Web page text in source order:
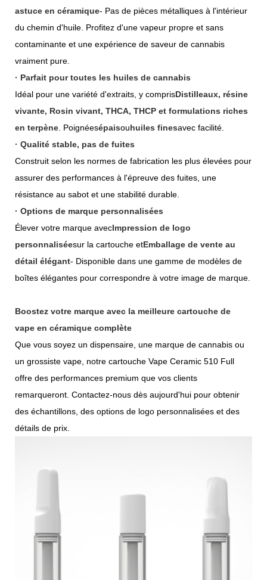
astuce en céramique- Pas de pièces métalliques à l'intérieur
du chemin d'huile. Profitez d'une vapeur propre et sans
contaminante et une expérience de saveur de cannabis
vraiment pure.
· Parfait pour toutes les huiles de cannabis
Idéal pour une variété d'extraits, y comprisDistilleaux, résine
vivante, Rosin vivant, THCA, THCP et formulations riches
en terpène . Poignéesépaisouhuiles finesavec facilité.
· Qualité stable, pas de fuites
Construit selon les normes de fabrication les plus élevées pour
assurer des performances à l'épreuve des fuites, une
résistance au sabot et une stabilité durable.
· Options de marque personnalisées
Élever votre marque avecImpression de logo
personnaliséesur la cartouche etEmballage de vente au
détail élégant- Disponible dans une gamme de modèles de
boîtes élégantes pour correspondre à votre image de marque.
Boostez votre marque avec la meilleure cartouche de
vape en céramique complète
Que vous soyez un dispensaire, une marque de cannabis ou
un grossiste vape, notre cartouche Vape Ceramic 510 Full
offre des performances premium que vos clients
remarqueront. Contactez-nous dès aujourd'hui pour obtenir
des échantillons, des options de logo personnalisées et des
détails de prix.